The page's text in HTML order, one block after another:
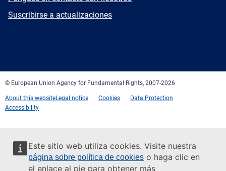
Este sitio web utiliza cookies. Visite nuestra
página sobre política de cookies o haga clic en
el enlace al pie para obtener más
Newsletter
Suscribirse a actualizaciones
© European Union Agency for Fundamental Rights, 2007-2026
About this websiteLegal notice Cookies
Data Protection
Accessibility